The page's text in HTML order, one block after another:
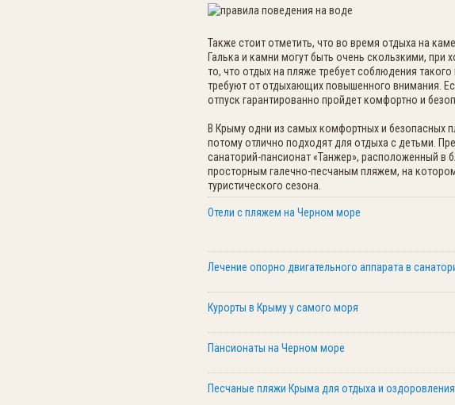
Также стоит отметить, что во время отдыха на
Галька и камни могут быть очень скользкими,
то, что отдых на пляже требует соблюдения
требуют от отдыхающих повышенного внимания.
отпуск гарантированно пройдет комфортно и
В Крыму одни из самых комфортных и безопасных
потому отлично подходят для отдыха с детьми.
санаторий-пансионат «Танжер», расположенный в
просторным галечно-песчаным пляжем, на
туристического сезона.
Отели с пляжем на Черном море
Лечение опорно двигательного аппарата в
Курорты в Крыму у самого моря
Пансионаты на Черном море
Песчаные пляжи Крыма для отдыха и оздоровления